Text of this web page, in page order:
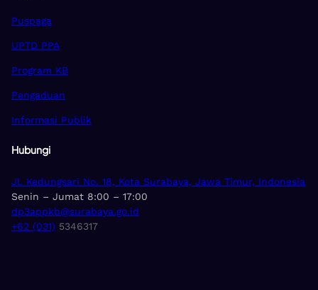
Puspaga
UPTD PPA
Program KB
Pengaduan
Informasi Publik
Hubungi
Jl. Kedungsari No. 18, Kota Surabaya, Jawa Timur, Indonesia
Senin – Jumat 8:00 – 17:00
dp3appkb@surabaya.go.id
+62 (031) 5346317